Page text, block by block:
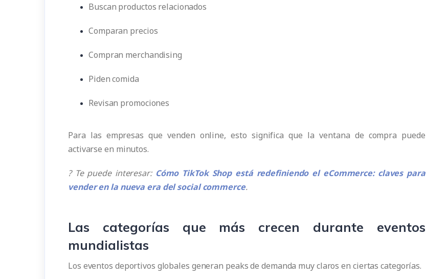
Buscan productos relacionados
Comparan precios
Compran merchandising
Piden comida
Revisan promociones
Para las empresas que venden online, esto significa que la ventana de compra puede
activarse en minutos.
? Te puede interesar: Cómo TikTok Shop está redefiniendo el eCommerce: claves para
vender en la nueva era del social commerce.
Las categorías que más crecen durante eventos
mundialistas
Los eventos deportivos globales generan peaks de demanda muy claros en ciertas categorías.